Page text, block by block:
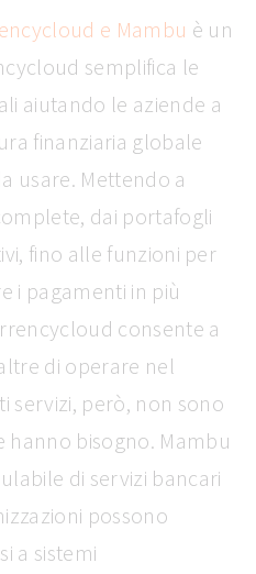
e Mambu è un
semplifica le
aiutando le aziende a
finanziaria globale
usare. Mettendo a
dai portafogli
fino alle funzioni per
i pagamenti in più
consente a
di operare nel
servizi, però, non sono
hanno bisogno. Mambu
di servizi bancari
possono
a sistemi